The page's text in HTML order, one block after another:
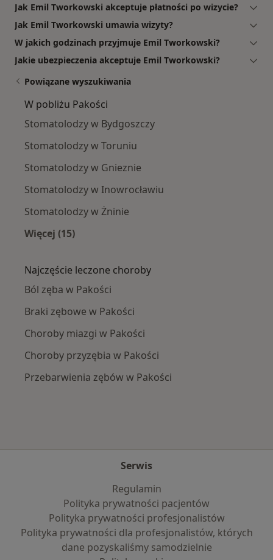
Jak Emil Tworkowski akceptuje płatności po wizycie?
Jak Emil Tworkowski umawia wizyty?
W jakich godzinach przyjmuje Emil Tworkowski?
Jakie ubezpieczenia akceptuje Emil Tworkowski?
Powiązane wyszukiwania
W pobliżu Pakości
Stomatolodzy w Bydgoszczy
Stomatolodzy w Toruniu
Stomatolodzy w Gnieznie
Stomatolodzy w Inowrocławiu
Stomatolodzy w Żninie
Więcej (15)
Najczęście leczone choroby
Ból zęba w Pakości
Braki zębowe w Pakości
Choroby miazgi w Pakości
Choroby przyzębia w Pakości
Przebarwienia zębów w Pakości
Serwis
Regulamin
Polityka prywatności pacjentów
Polityka prywatności profesjonalistów
Polityka prywatności dla profesjonalistów, których
dane pozyskaliśmy samodzielnie